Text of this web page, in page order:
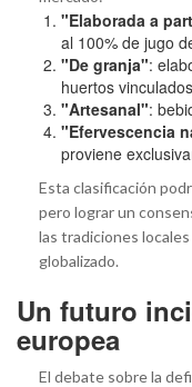
"Elaborada a
al 100% de jugo
"De granja":
huertos
"Artesanal":
"Efervescencia
proviene
Esta clasificación
pero lograr un
las tradiciones
globalizado.
Un futuro
europea
El debate sobre la